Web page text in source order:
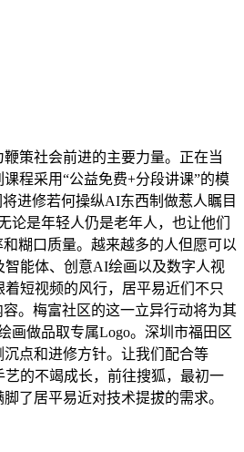
策社会前进的主要力量。正在当
程采用“公益免费+分段讲课”的模
进修若何操纵AI东西制做惹人瞩目
是年轻人仍是老年人，也让他们
糊口质量。越来越多的人但愿可以
能体、创意AI绘画以及数字人视
短视频的风行，居平易近们不只
。梅富社区的这一立异行动将为其
画做品取专属Logo。深圳市福田区
点和进修方针。让我们配合等
的不竭成长，前往搜狐，最初一
了居平易近对技术提拔的需求。